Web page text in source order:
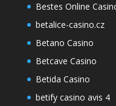
Bestes Online
betalice-casino.cz
Betano Casino
Betcave Casino
Betida Casino
betify casino avis 4